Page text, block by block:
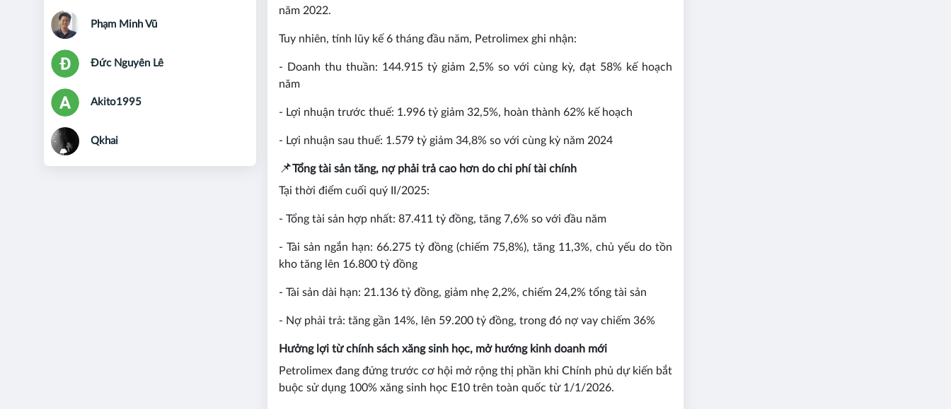
năm 2022.
Tuy nhiên, tính lũy kế 6 tháng đầu năm, Petrolimex ghi nhận:
- Doanh thu thuần: 144.915 tỷ giảm 2,5% so với cùng kỳ, đạt 58% kế hoạch
năm
- Lợi nhuận trước thuế: 1.996 tỷ giảm 32,5%, hoàn thành 62% kế hoạch
- Lợi nhuận sau thuế: 1.579 tỷ giảm 34,8% so với cùng kỳ năm 2024
📌Tổng tài sản tăng, nợ phải trả cao hơn do chi phí tài chính
Tại thời điểm cuối quý II/2025:
- Tổng tài sản hợp nhất: 87.411 tỷ đồng, tăng 7,6% so với đầu năm
- Tài sản ngắn hạn: 66.275 tỷ đồng (chiếm 75,8%), tăng 11,3%, chủ yếu do tồn
kho tăng lên 16.800 tỷ đồng
- Tài sản dài hạn: 21.136 tỷ đồng, giảm nhẹ 2,2%, chiếm 24,2% tổng tài sản
- Nợ phải trả: tăng gần 14%, lên 59.200 tỷ đồng, trong đó nợ vay chiếm 36%
Hưởng lợi từ chính sách xăng sinh học, mở hướng kinh doanh mới
Petrolimex đang đứng trước cơ hội mở rộng thị phần khi Chính phủ dự kiến bắt
buộc sử dụng 100% xăng sinh học E10 trên toàn quốc từ 1/1/2026.
Phạm Minh Vũ
Đức Nguyên Lê
Akito1995
Qkhai